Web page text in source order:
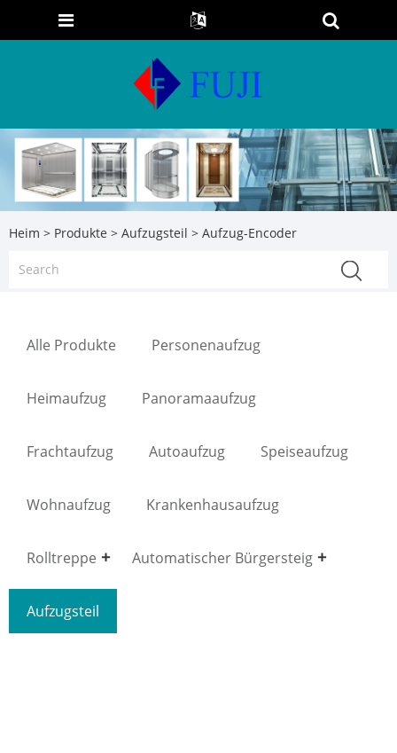
Heim > Produkte > Aufzugsteil > Aufzug-Encoder
Alle Produkte Personenaufzug
Heimaufzug Panoramaaufzug
Frachtaufzug Autoaufzug Speiseaufzug
Wohnaufzug Krankenhausaufzug
Rolltreppe Automatischer Bürgersteig
Aufzugsteil